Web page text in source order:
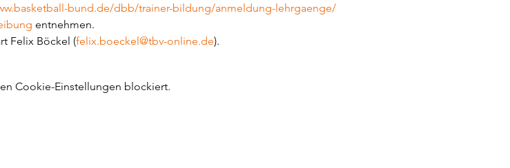
bund.de/dbb/trainer-bildung/anmeldung-lehrgaenge/
entnehmen.
Felix Böckel (felix.boeckel@tbv-online.de).
Cookie-Einstellungen blockiert.